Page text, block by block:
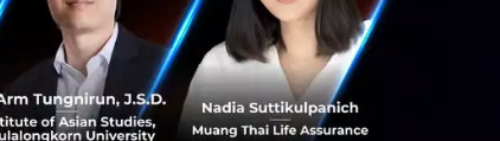
PitchBook
หมื่นล้าน
กของ